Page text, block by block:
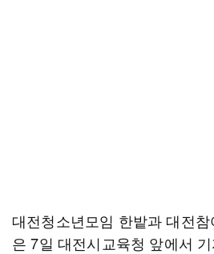
대전청소년모임 한밭과 대전
은 7일 대전시교육청 앞에서